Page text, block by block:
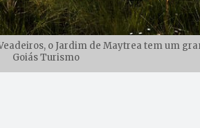
o Jardim de Maytrea tem um
Goiás Turismo